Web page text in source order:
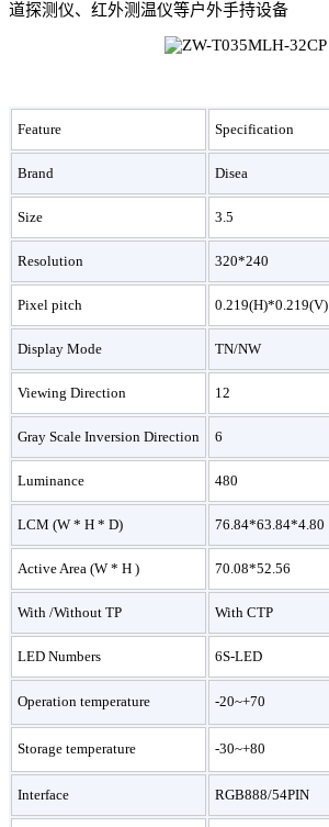
道探测仪、红外测温仪等户外手持设备
Feature Specification
Brand Disea
Size 3.5
Resolution 320*240
Pixel pitch 0.219(H)*0.219(V)
Display Mode TN/NW
Viewing Direction 12
Gray Scale Inversion Direction 6
Luminance 480
LCM (W * H * D) 76.84*63.84*4.80
Active Area (W * H ) 70.08*52.56
With /Without TP With CTP
LED Numbers 6S-LED
Operation temperature -20~+70
Storage temperature -30~+80
Interface RGB888/54PIN